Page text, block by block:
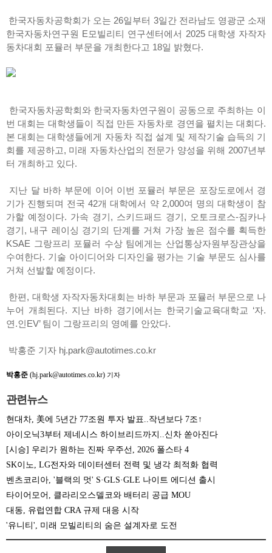
한국자동차공학회가 오는 26일부터 3일간 전라남도 영광군 소재
한국자동차연구원 E모빌리티 연구센터에서 2025 대학생 자작자
동차대회 포뮬러 부문을 개최한다고 18일 밝혔다.
한국자동차공학회와 한국자동차연구원이 공동으로 주최하는 이
번 대회는 대학생들이 직접 만든 자동차로 경연을 펼치는 대회다.
본 대회는 대학생들에게 자동차 직접 설계 및 제작기술 습득의 기
회를 제공하고, 미래 자동차산업의 전문가 양성을 위해 2007년부
터 개최하고 있다.
지난 달 바하 부문에 이어 이번 포뮬러 부문은 포장도로에서 경
기가 진행되며 전국 42개 대학에서 약 2,000여 명의 대학생이 참
가할 예정이다. 가속 경기, 스키드패드 경기, 오토크로스-짐카나
경기, 내구 레이싱 경기의 단계를 거쳐 가장 높은 점수를 획득한
KSAE 그랑프리 포뮬러 수상 팀에게는 산업통상자원부장관상을
수여한다. 기술 아이디어와 디자인을 평가는 기술 부문도 심사를
거쳐 선발할 예정이다.
한편, 대학생 자작자동차대회는 바하 부문과 포뮬러 부문으로 나
누어 개최된다. 지난 바하 경기에서는 한국기술교육대학교 ‘자.
연.인EV’ 팀이 그랑프리의 영예를 안았다.
박홍준 기자 hj.park@autotimes.co.kr
박홍준 (hj.park@autotimes.co.kr) 기자
관련뉴스
현대차, 美에 5년간 77조원 투자 발표..작년보다 7조↑
아이오닉3부터 제네시스 하이브리드까지..신차 쏟아진다
[시승] 우리가 원하는 진짜 우주선, 2026 폴스타 4
SK이노, LG전자와 데이터센터 전력 및 냉각 최적화 협력
벤츠코리아, '블랙의 멋' S·GLS·GLE 나이트 에디션 출시
타이어모어, 클라리오스델코와 배터리 공급 MOU
대동, 유럽연합 CRA 규제 대응 시작
'유니티', 미래 모빌리티의 숨은 설계자로 도전